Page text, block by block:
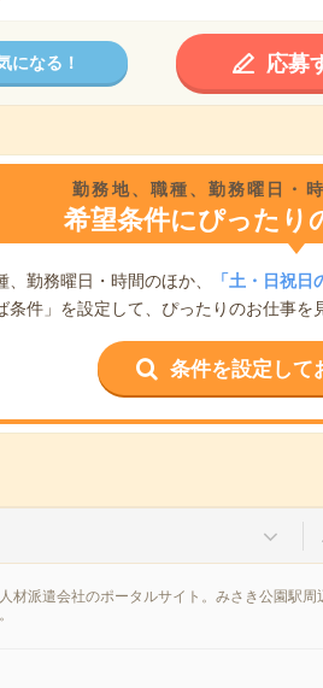
になる！ 応募
勤務地、職種、勤務曜日・
希望条件にぴったり
、勤務曜日・時間のほか、 「土・日祝日
条件」を設定して、ぴったりのお仕事を
条件を設定して
派遣会社のポータルサイト。みさき公園駅